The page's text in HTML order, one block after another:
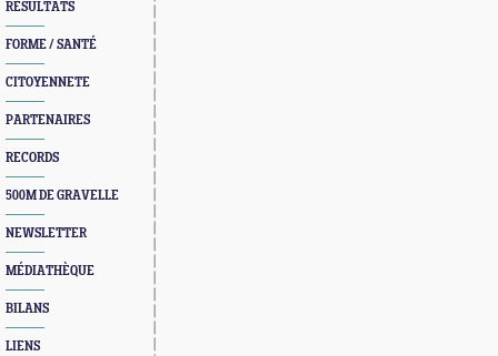
RÉSULTATS
FORME / SANTÉ
CITOYENNETE
PARTENAIRES
RECORDS
500M DE GRAVELLE
NEWSLETTER
MÉDIATHÈQUE
BILANS
LIENS